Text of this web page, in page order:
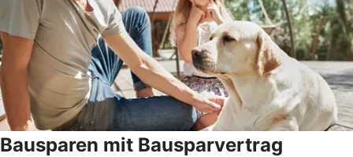
Bausparen mit Bausparvertrag